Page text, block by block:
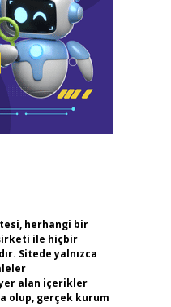
herhangi bir
ile hiçbir
Sitede yalnızca
alan içerikler
olup, gerçek kurum